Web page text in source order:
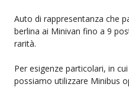
Auto di rappresentanza che
berlina ai Minivan fino a 9
rarità.
Per esigenze particolari, in
possiamo utilizzare Minibus